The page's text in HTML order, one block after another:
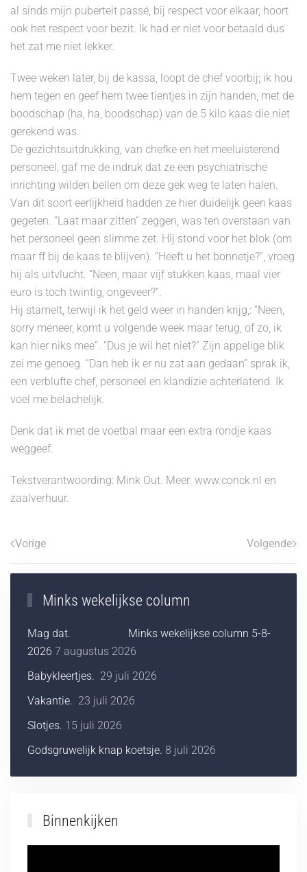
al sinds mijn puberteit passé, bij respect voor elkaar, hoort
ook het respect voor bezit. Ik had er niet voor betaald dus
het zat me niet lekker.
Twee weken later, bij de kassa, loopt de chef voorbij; ik hou
hem tegen en geef hem twee tientjes in zijn handen, met de
boodschap (ha, ha, boodschap) van de 5 kilo kaas die niet
gerekend was.
De gezichtsuitdrukking, van chefke en het meeluisterend
personeel, gaf me de indruk dat ze een psychiatrische
inrichting wilden bellen om deze gek weg te laten halen.
Van dit soort eerlijkheid hadden ze hier duidelijk geen kaas
gegeten. “Laat maar zitten” zeggen, was ten overstaan van
het personeel geen slimme zet. Hij stond voor het blok (om
maar ff bij de kaas te blijven). “Heeft u het bonnetje?”, vroeg
hij als uitvlucht. “Neen, maar vijf stukken kaas, maal vier
euro is toch twintig, ongeveer?”.
Hij stamelt, terwijl ik het geld weer in handen krijg,: “Neen,
sorry meneer, komt u volgende week maar terug, of zo, ik
kan hier niks mee”. “Dus je wil het niet?” Zijn appelige blik
zei me genoeg. “Dan heb ik er nu zat aan gedaan” sprak ik,
een verblufte chef, personeel en klandizie achterlatend. Ik
voel me belachelijk.
Denk dat ik met de voetbal maar een extra rondje kaas
weggeef.
Tekstverantwoording: Mink Out. Meer: www.conck.nl en
zaalverhuur.
Vorige Volgende
Minks wekelijkse column
Mag dat. Minks wekelijkse column 5-8-
2026 7 augustus 2026
Babykleertjes. 29 juli 2026
Vakantie. 23 juli 2026
Slotjes. 15 juli 2026
Godsgruwelijk knap koetsje. 8 juli 2026
Binnenkijken